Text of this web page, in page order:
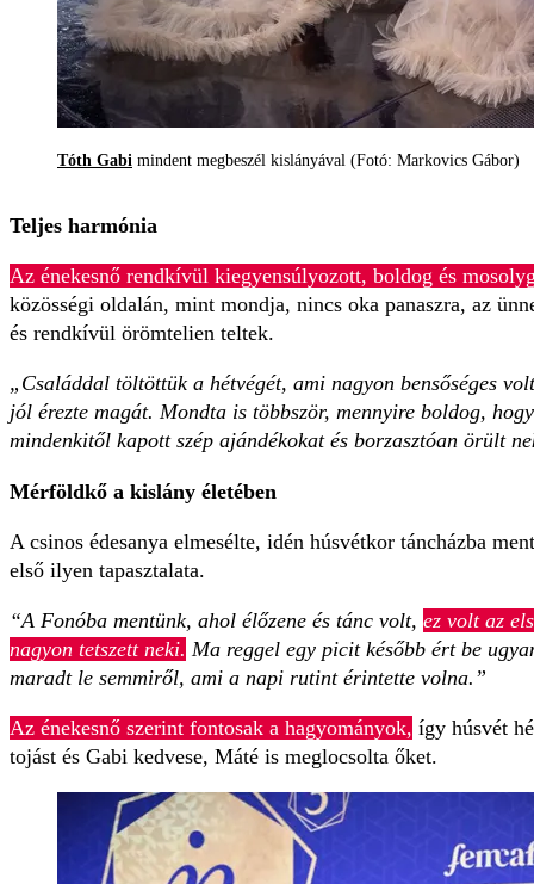
Tóth Gabi mindent megbeszél kislányával (Fotó: Markovics Gábor)
Teljes harmónia
Az énekesnő rendkívül kiegyensúlyozott, boldog és
közösségi oldalán, mint mondja, nincs oka panaszra, az
és rendkívül örömtelien teltek.
„Családdal töltöttük a hétvégét, ami nagyon bensőséges
jól érezte magát. Mondta is többször, mennyire boldog,
mindenkitől kapott szép ajándékokat és borzasztóan örült
Mérföldkő a kislány életében
A csinos édesanya elmesélte, idén húsvétkor táncházba
első ilyen tapasztalata.
“A Fonóba mentünk, ahol élőzene és tánc volt, ez volt az
nagyon tetszett neki. Ma reggel egy picit később ért be
maradt le semmiről, ami a napi rutint érintette volna.”
Az énekesnő szerint fontosak a hagyományok, így húsvét
tojást és Gabi kedvese, Máté is meglocsolta őket.